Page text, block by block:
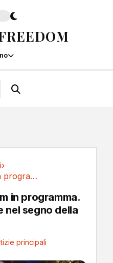
›
Locarno 79, 233 film in programma. Nazzaro:...
in programma.
nel segno della
principali